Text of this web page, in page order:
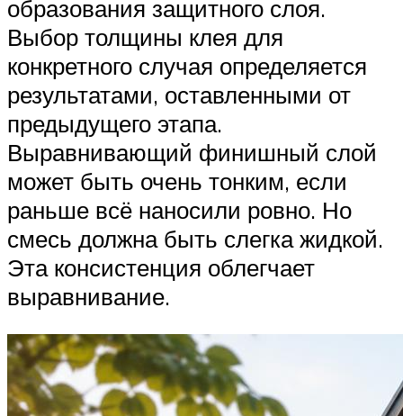
образования защитного слоя.
Выбор толщины клея для
конкретного случая определяется
результатами, оставленными от
предыдущего этапа.
Выравнивающий финишный слой
может быть очень тонким, если
раньше всё наносили ровно. Но
смесь должна быть слегка жидкой.
Эта консистенция облегчает
выравнивание.